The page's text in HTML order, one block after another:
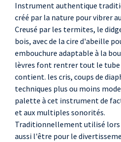
Instrument authentique
créé par la nature pour vibrer
Creusé par les termites, le
bois, avec de la cire d'abeille
embouchure adaptable à la
lèvres font rentrer tout le tube
contient. les cris, coups de
techniques plus ou moins
palette à cet instrument de
et aux multiples sonorités.
Traditionnellement utilisé lors
aussi l'être pour le